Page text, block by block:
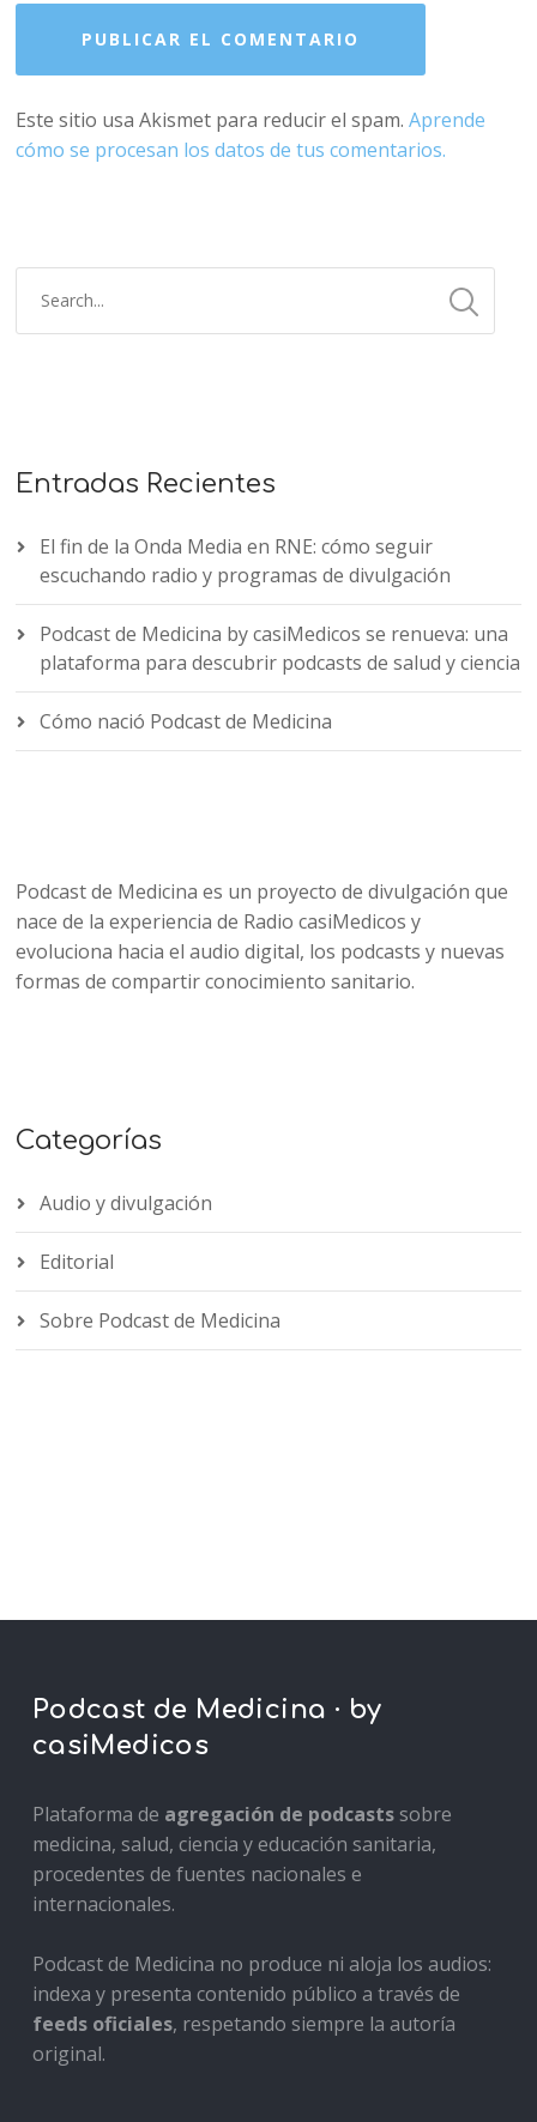
Este sitio usa Akismet para reducir el spam.Aprende
cómo se procesan los datos de tus comentarios.
Entradas Recientes
El fin de la Onda Media en RNE: cómo seguir
escuchando radio y programas de divulgación
Podcast de Medicina by casiMedicos se renueva: una
plataforma para descubrir podcasts de salud y ciencia
Cómo nació Podcast de Medicina
Podcast de Medicina es un proyecto de divulgación que
nace de la experiencia de Radio casiMedicos y
evoluciona hacia el audio digital, los podcasts y nuevas
formas de compartir conocimiento sanitario.
Categorías
Audio y divulgación
Editorial
Sobre Podcast de Medicina
Podcast de Medicina · by
casiMedicos
Plataforma de agregación de podcastssobre
medicina, salud, ciencia y educación sanitaria,
procedentes de fuentes nacionales e
internacionales.
Podcast de Medicina no produce ni aloja los audios:
indexa y presenta contenido público a través de
feeds oficiales, respetando siempre la autoría
original.